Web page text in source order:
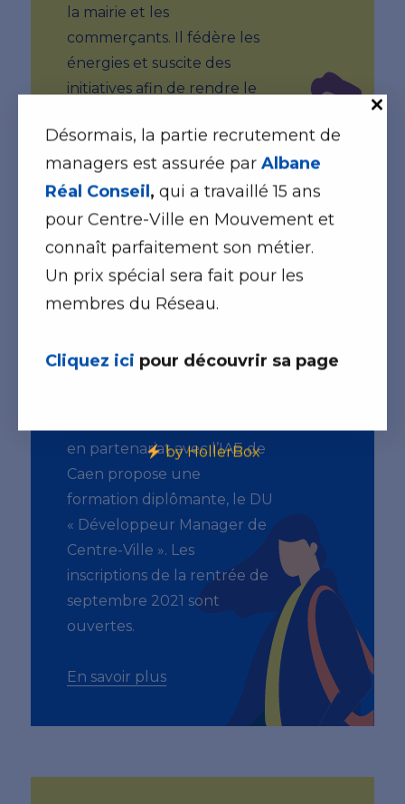
la mairie et les
commerçants. Il fédère les
énergies et suscite des
initiatives afin de rendre le
habitants et les
consommateurs.
En savoir plus
Notre formation
en partenariat avec l’IAE de
Caen propose une
formation diplômante, le DU
« Développeur Manager de
Centre-Ville ». Les
inscriptions de la rentrée de
septembre 2021 sont
ouvertes.
En savoir plus
Désormais, la partie recrutement de
managers est assurée par Albane
Réal Conseil, qui a travaillé 15 ans
pour Centre-Ville en Mouvement et
connaît parfaitement son métier.
Un prix spécial sera fait pour les
membres du Réseau.
Cliquez ici pour découvrir sa page
by HollerBox